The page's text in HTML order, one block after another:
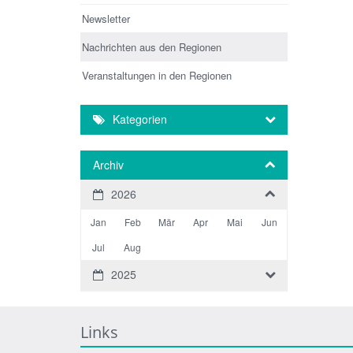
Newsletter
Nachrichten aus den Regionen
Veranstaltungen in den Regionen
Kategorien
Archiv
2026
Jan Feb Mär Apr Mai
Jun
Jul
Aug
2025
Links